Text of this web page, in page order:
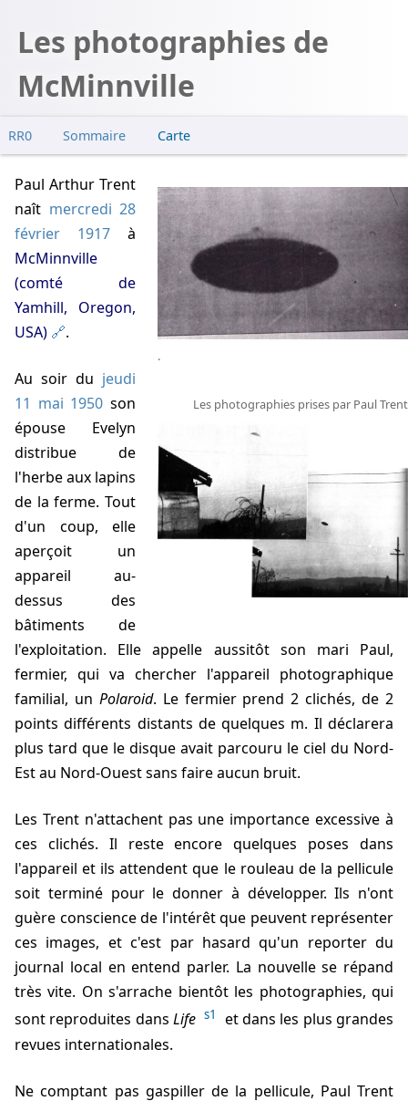
Les photographies de
McMinnville
RR0 Sommaire
Enquêtes
Photo en presse
Condon
Baker
Maccabee
IPACO
Carte
.
Les photographies prises par Paul Trent
Paul Arthur Trent
naît mercredi 28
février 1917 à
McMinnville
(comté de
Yamhill, Oregon,
USA)
.
Au soir du jeudi
11 mai 1950 son
épouse Evelyn
distribue de
l'herbe aux lapins
de la ferme. Tout
d'un coup, elle
aperçoit un
appareil au-
dessus des
bâtiments de
l'exploitation. Elle appelle aussitôt son mari Paul,
fermier, qui va chercher l'appareil photographique
familial, un Polaroid. Le fermier prend 2 clichés, de 2
points différents distants de quelques m. Il déclarera
plus tard que le disque avait parcouru le ciel du Nord-
Est au Nord-Ouest sans faire aucun bruit.
Les Trent n'attachent pas une importance excessive à
ces clichés. Il reste encore quelques poses dans
l'appareil et ils attendent que le rouleau de la pellicule
soit terminé pour le donner à développer. Ils n'ont
guère conscience de l'intérêt que peuvent représenter
ces images, et c'est par hasard qu'un reporter du
journal local en entend parler. La nouvelle se répand
très vite. On s'arrache bientôt les photographies, qui
sont reproduites dans Life s1
et dans les plus grandes
revues internationales.
Ne comptant pas gaspiller de la pellicule, Paul Trent